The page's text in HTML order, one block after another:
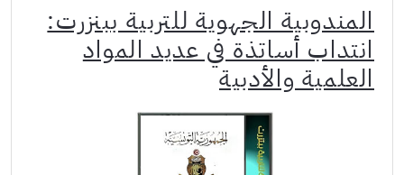
المندوبية الجهوية للتربية ببنزرت:
انتداب أساتذة في عديد المواد
العلمية والأدبية